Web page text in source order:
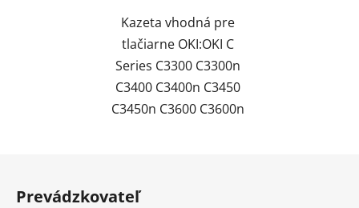
Kazeta vhodná pre
tlačiarne OKI:OKI C
Series C3300 C3300n
C3400 C3400n C3450
C3450n C3600 C3600n
Prevádzkovateľ